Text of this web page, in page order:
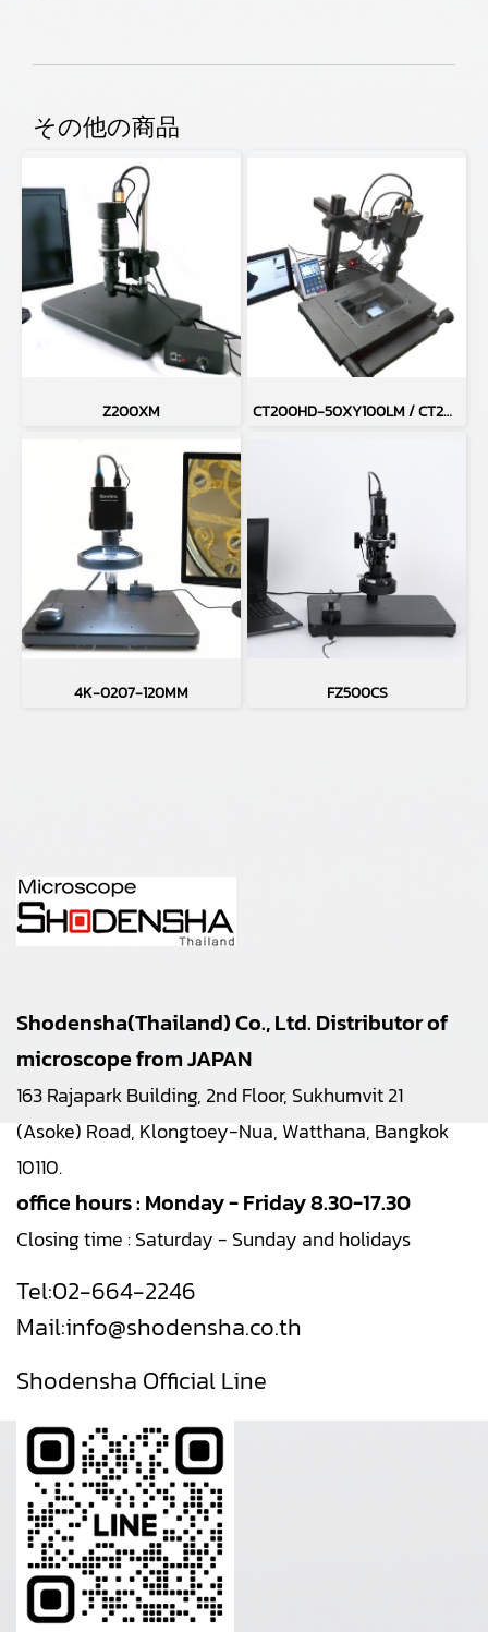
その他の商品
Z200XM CT200HD-50XY100LM / CT200HD-H50XY100LM
4K-0207-120MM FZ500CS
Shodensha(Thailand) Co., Ltd. Distributor of
microscope from JAPAN
163 Rajapark Building, 2nd Floor, Sukhumvit 21
(Asoke) Road, Klongtoey-Nua, Watthana, Bangkok
10110.
office hours : Monday - Friday 8.30-17.30
Closing time : Saturday - Sunday and holidays
Tel:02-664-2246
Mail:info@shodensha.co.th
Shodensha Official Line